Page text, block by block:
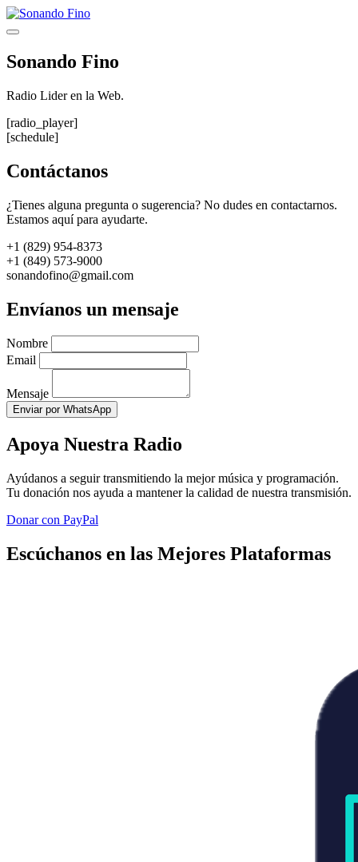
Saltar
al
Menú
Sonando Fino
Radio Lider en la Web.
[radio_player]
[schedule]
Contáctanos
¿Tienes alguna pregunta o sugerencia? No dudes en contactarnos.
Estamos aquí para ayudarte.
+1 (829) 954-8373
+1 (849) 573-9000
sonandofino@gmail.com
Envíanos un mensaje
Nombre
Email
Mensaje
Enviar por WhatsApp
Apoya Nuestra Radio
Ayúdanos a seguir transmitiendo la mejor música y programación.
Tu donación nos ayuda a mantener la calidad de nuestra transmisión.
Donar con PayPal
Escúchanos en las Mejores Plataformas